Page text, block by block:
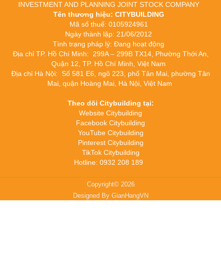
INVESTMENT AND PLANNING JOINT STOCK COMPANY
Tên thương hiệu: CITYBUILDING
Mã số thuế: 0105924961
Ngày thành lập: 21/06/2012
Tình trạng pháp lý: Đang hoạt động
Địa chỉ TP. Hồ Chí Minh: 299A – 299B TX14, Phường Thới An,
Quận 12, TP. Hồ Chí Minh, Việt Nam
Địa chỉ Hà Nội: Số 581 E6, ngõ 223, phố Tân Mai, phường Tân
Mai, quận Hoàng Mai, Hà Nội, Việt Nam
Theo dõi Citybuilding tại:
Website Citybuilding
Facebook Citybuilding
YouTube Citybuilding
Pinterest Citybuilding
TikTok Citybuilding
Hotline: 0932 208 189
Copyright© 2026
Designed By GianHangVN